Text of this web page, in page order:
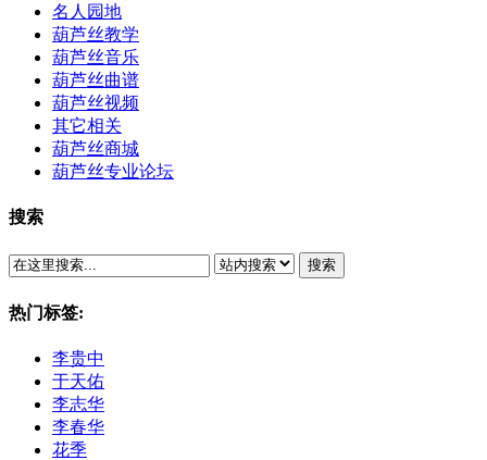
名人园地
葫芦丝教学
葫芦丝音乐
葫芦丝曲谱
葫芦丝视频
其它相关
葫芦丝商城
葫芦丝专业论坛
搜索
搜索
热门标签:
李贵中
于天佑
李志华
李春华
花季